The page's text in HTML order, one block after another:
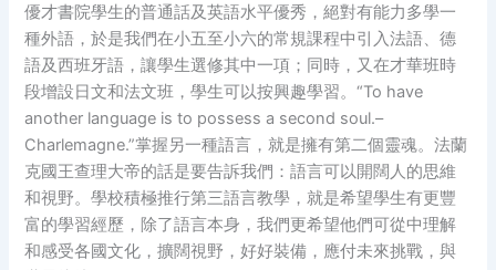
優才書院學生的普通話及英語水平優秀，絕對有能力多學一
種外語，於是我們在小五至小六的常規課程中引入法語、德
語及西班牙語，讓學生選修其中一項；同時，又在才華班時
段增設日文和法文班，學生可以按興趣學習。“To have
another language is to possess a second soul.–
Charlemagne.”掌握另一種語言，就是擁有第二個靈魂。法蘭
克國王查理大帝的話是要告訴我們：語言可以開闊人的思維
和視野。學校積極推行第三語言教學，就是希望學生有更豐
富的學習經歷，除了語言本身，我們更希望他們可從中理解
和感受各國文化，擴闊視野，好好裝備，應付未來挑戰，與